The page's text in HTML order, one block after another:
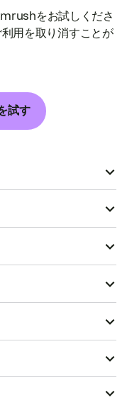
をお試しくださ
用を取り消すことが
試す